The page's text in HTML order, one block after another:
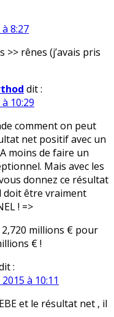
8:27
>> rênes (j’avais pris
dit :
10:29
comment on peut
net positif avec un
moins de faire un
Mais avec les
donnez ce résultat
doit être vraiment
! =>
2,720 millions € pour
€ !
:
à 10:11
et le résultat net , il